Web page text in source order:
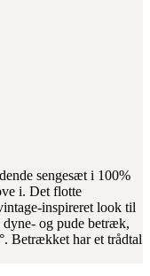
sengesæt i 100%
i. Det flotte
inspireret look til
og pude betræk,
Betrækket har et trådtal